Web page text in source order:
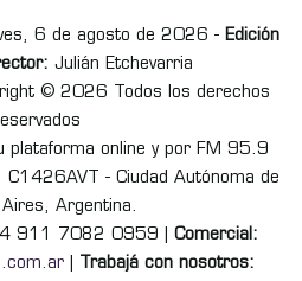
6 de agosto de 2026 - Edición
Julián Etchevarria
© 2026 Todos los derechos
plataforma online y por FM 95.9
- Ciudad Autónoma de
Aires, Argentina.
911 7082 0959 | Comercial:
Trabajá con nosotros: